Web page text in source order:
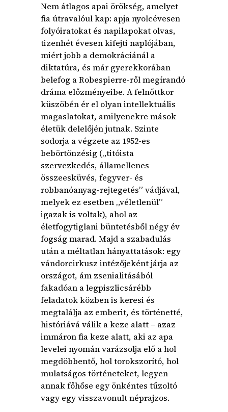
Nem átlagos apai örökség, amelyet
fia útravalóul kap: apja nyolcévesen
folyóiratokat és napilapokat olvas,
tizenhét évesen kifejti naplójában,
miért jobb a demokráciánál a
diktatúra, és már gyerekkorában
belefog a Robespierre-ről megírandó
dráma előzményeibe. A felnőttkor
küszöbén ér el olyan intellektuális
magaslatokat, amilyenekre mások
életük delelőjén jutnak. Szinte
sodorja a végzete az 1952-es
bebörtönzésig („titóista
szervezkedés, államellenes
összeesküvés, fegyver- és
robbanóanyag-rejtegetés” vádjával,
melyek ez esetben „véletlenül”
igazak is voltak), ahol az
életfogytiglani büntetésből négy év
fogság marad. Majd a szabadulás
után a méltatlan hányattatások: egy
vándorcirkusz intézőjeként járja az
országot, ám zsenialitásából
fakadóan a legpiszlicsárébb
feladatok közben is keresi és
megtalálja az emberit, és történetté,
históriává válik a keze alatt – azaz
immáron fia keze alatt, aki az apa
levelei nyomán varázsolja elő a hol
megdöbbentő, hol torokszorító, hol
mulatságos történeteket, legyen
annak főhőse egy önkéntes tűzoltó
vagy egy visszavonult néprajzos.